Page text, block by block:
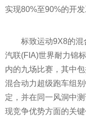
实现80%至90%的开发
标致运动9X8的
汽联(FIA)世界耐力锦
内的九场比赛，其中
混合动力超级跑车组
定，并在同一风洞中
现竞争优势方面的关键